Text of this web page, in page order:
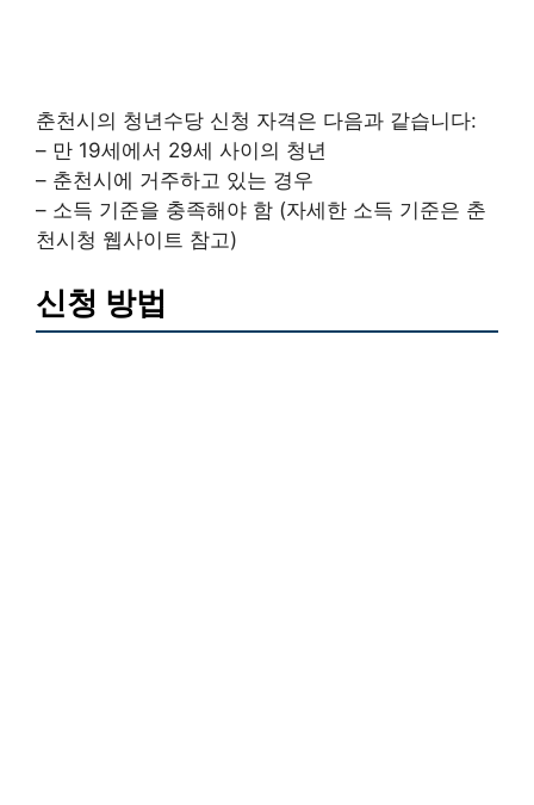
춘천시의 청년수당 신청 자격은 다음과 같습니다:
– 만 19세에서 29세 사이의 청년
– 춘천시에 거주하고 있는 경우
– 소득 기준을 충족해야 함 (자세한 소득 기준은 춘
천시청 웹사이트 참고)
신청 방법